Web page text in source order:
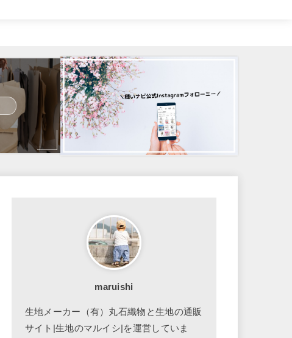
maruishi
生地メーカー（有）丸石織物と生地の通販
サイト|生地のマルイシ|を運営していま